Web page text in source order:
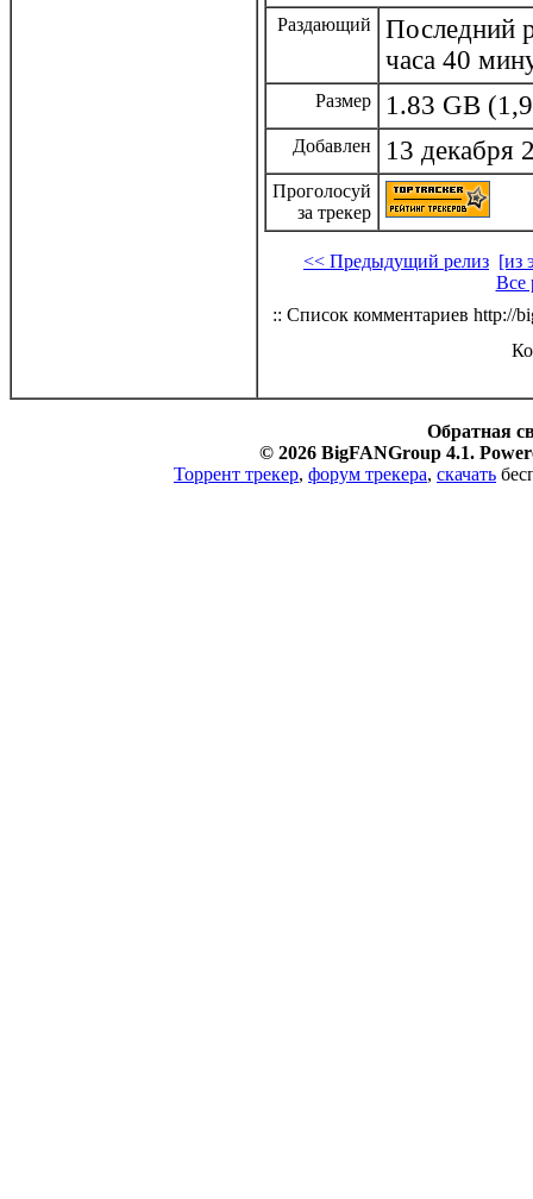
Раздающий
Последний
часа 40
Размер 1.83 GB
Добавлен 13 декабря
Проголосуй
за трекер
<< Предыдущий релиз [из
Все
:: Список комментариев http://
Обратная
© 2026 BigFANGroup 4.1.
Торрент трекер, форум трекера, скачать